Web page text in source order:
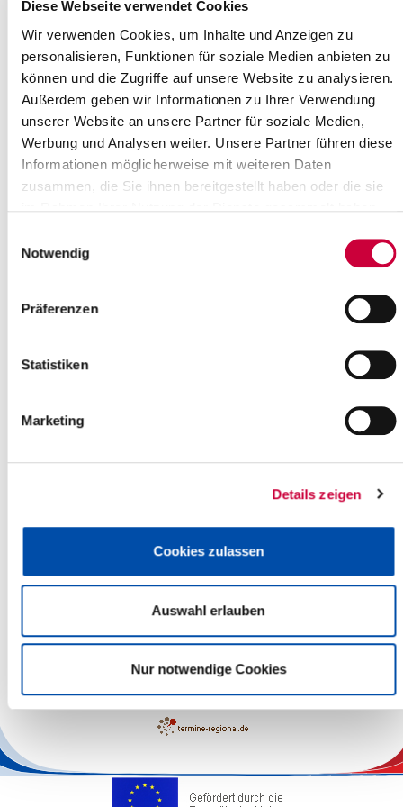
Diese Webseite verwendet Cookies
Wir verwenden Cookies, um Inhalte und Anzeigen zu
personalisieren, Funktionen für soziale Medien anbieten zu
können und die Zugriffe auf unsere Website zu analysieren.
Außerdem geben wir Informationen zu Ihrer Verwendung
unserer Website an unsere Partner für soziale Medien,
Werbung und Analysen weiter. Unsere Partner führen diese
Informationen möglicherweise mit weiteren Daten
zusammen, die Sie ihnen bereitgestellt haben oder die sie
Notwendig
Präferenzen
Statistiken
Marketing
Details zeigen
Cookies zulassen
Auswahl erlauben
Nur notwendige Cookies
Where exactly?
Category:
Veranstaltung , Gottesdienste
Source
Ev.-Luth. Thomas-Kirchengemeinde Itzehoe
Albert-Schweitzer-Ring 28
25524 Itzehoe
Phone:+49 4821 4507
Back to selection
+